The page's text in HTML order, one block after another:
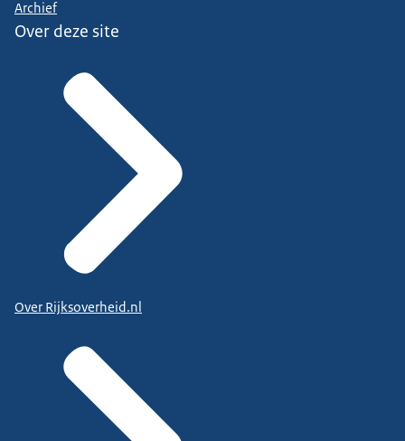
Archief
Over deze site
Over Rijksoverheid.nl